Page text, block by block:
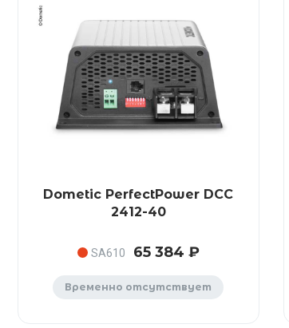
Dometic PerfectPower DCC
2412-40
SA610 65 384 ₽
Временно отсутствует